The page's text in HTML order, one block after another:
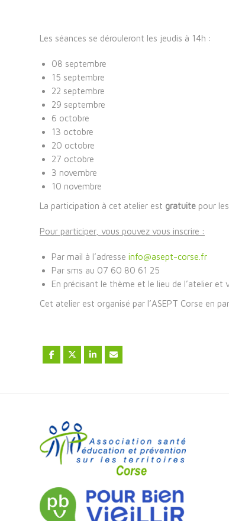
Les séances se dérouleront les jeudis à 14h :
08 septembre
15 septembre
22 septembre
29 septembre
6 octobre
13 octobre
20 octobre
27 octobre
3 novembre
10 novembre
La participation à cet atelier est gratuite pour
Pour participer, vous pouvez vous inscrire :
Par mail à l’adresse info@asept-corse.fr
Par sms au 07 60 80 61 25
En précisant le thème et le lieu de l’atelier et
Cet atelier est organisé par l’ASEPT Corse en